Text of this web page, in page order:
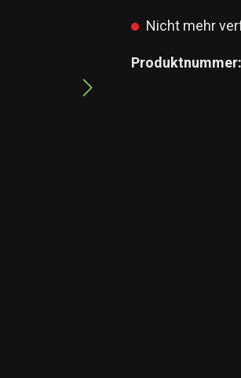
Nicht mehr
Produktnummer: